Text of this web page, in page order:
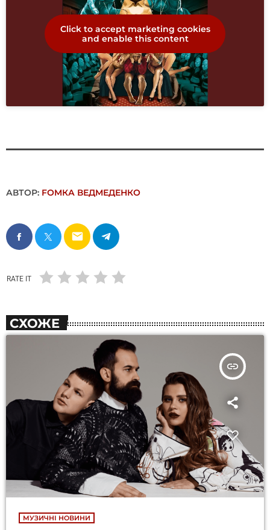
Click to accept marketing cookies
and enable this content
АВТОР: FОMКА ВЕДМЕДЕНКО
email
RATE IT
СХОЖЕ
insert_link
МУЗИЧНІ НОВИНИ